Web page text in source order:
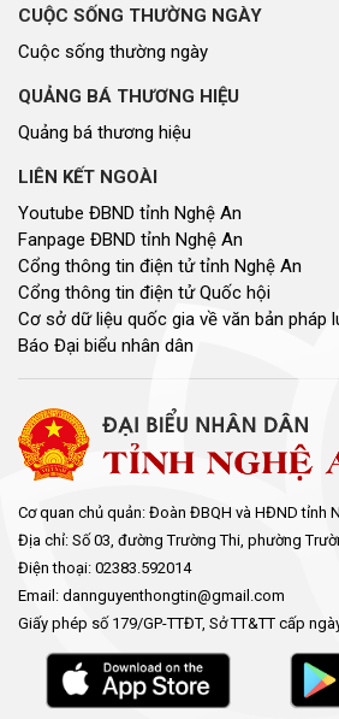
CUỘC SỐNG THƯỜNG NGÀY
Cuộc sống thường ngày
QUẢNG BÁ THƯƠNG HIỆU
Quảng bá thương hiệu
LIÊN KẾT NGOÀI
Youtube ĐBND tỉnh Nghệ An
Fanpage ĐBND tỉnh Nghệ An
Cổng thông tin điện tử tỉnh Nghệ An
Cổng thông tin điện tử Quốc hội
Cơ sở dữ liệu quốc gia về văn bản pháp
Báo Đại biểu nhân dân
Cơ quan chủ quản: Đoàn ĐBQH và HĐND tỉnh
Địa chỉ: Số 03, đường Trường Thi, phường
Điện thoại: 02383.592014
Email: dannguyenthongtin@gmail.com
Giấy phép số 179/GP-TTĐT, Sở TT&TT cấp